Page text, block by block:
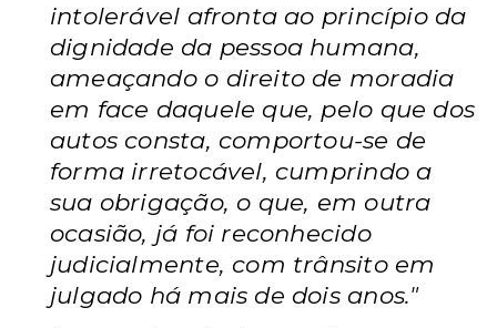
intolerável afronta ao princípio da
dignidade da pessoa humana,
ameaçando o direito de moradia
em face daquele que, pelo que dos
autos consta, comportou-se de
forma irretocável, cumprindo a
sua obrigação, o que, em outra
ocasião, já foi reconhecido
judicialmente, com trânsito em
julgado há mais de dois anos."